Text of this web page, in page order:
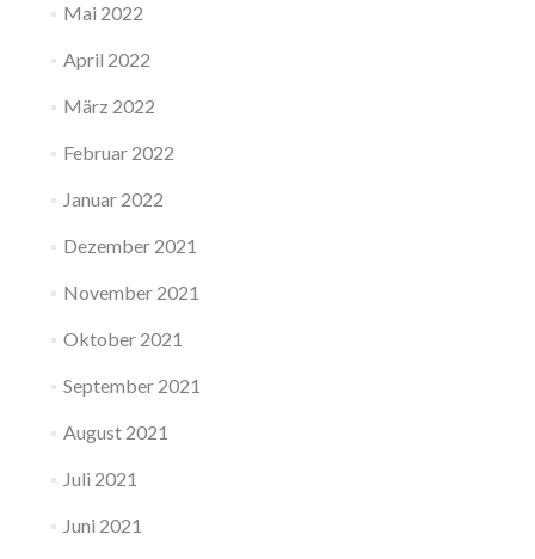
Mai 2022
April 2022
März 2022
Februar 2022
Januar 2022
Dezember 2021
November 2021
Oktober 2021
September 2021
August 2021
Juli 2021
Juni 2021